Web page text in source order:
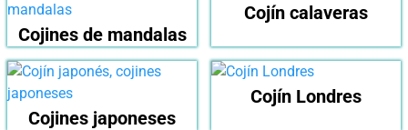
Cojines de mandalas
Cojín calaveras
Cojines japoneses
Cojín Londres